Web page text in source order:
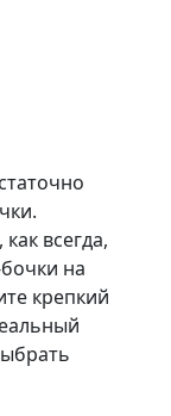
всегда,
на
крепкий